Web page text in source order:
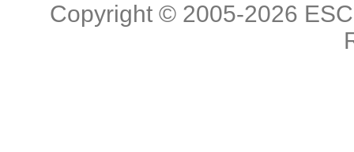
Copyright © 2005-2026